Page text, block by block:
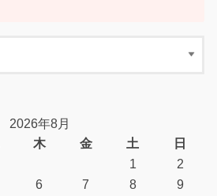
2026年8月
木 金 土
日
1
2
6 7 8
9